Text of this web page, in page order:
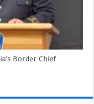
Border Chief